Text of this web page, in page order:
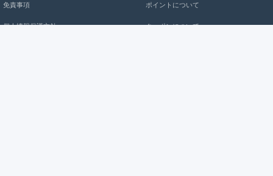
免責事項
個人情報保護方針
ポイントについて
クーポンについて